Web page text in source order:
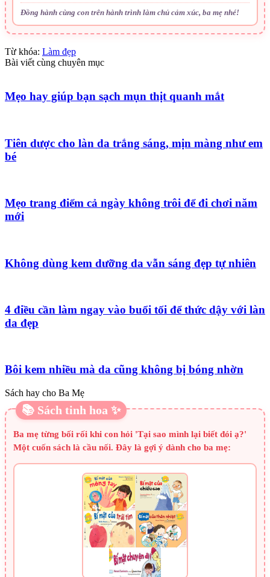
Đồng hành cùng con trên hành trình làm chủ cảm xúc, ba mẹ nhé!
Từ khóa: Làm đẹp
Bài viết cùng chuyên mục
Mẹo hay giúp bạn sạch mụn thịt quanh mắt
Tiên dược cho làn da trắng sáng, mịn màng như em
bé
Mẹo trang điểm cả ngày không trôi để đi chơi năm
mới
Không dùng kem dưỡng da vẫn sáng đẹp tự nhiên
4 điều cần làm ngay vào buổi tối để thức dậy với làn
da đẹp
Bôi kem nhiều mà da cũng không bị bóng nhờn
Sách hay cho Ba Mẹ
📚 Sách tinh hoa ✨
Ba mẹ từng bối rối khi con hỏi 'Tại sao mình lại biết đói ạ?'
Một cuốn sách là cầu nối. Đây là gợi ý dành cho ba mẹ: